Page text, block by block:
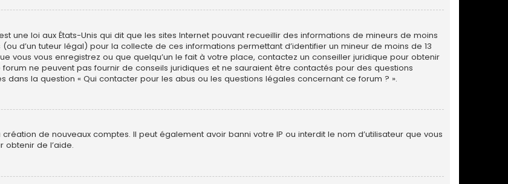
une loi aux États-Unis qui dit que les sites Internet pouvant recueillir des informations de mineurs de moins
d’un tuteur légal) pour la collecte de ces informations permettant d’identifier un mineur de moins de 13
vous vous enregistrez ou que quelqu’un le fait à votre place, contactez un conseiller juridique pour obtenir
ne peuvent pas fournir de conseils juridiques et ne sauraient être contactés pour des questions
dans la question « Qui contacter pour les abus ou les questions légales concernant ce forum ? ».
de nouveaux comptes. Il peut également avoir banni votre IP ou interdit le nom d’utilisateur que vous
obtenir de l’aide.